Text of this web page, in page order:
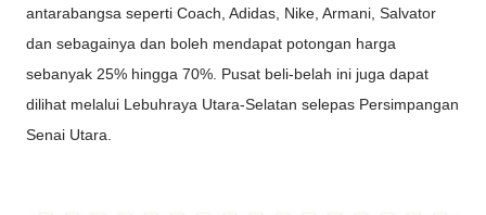
antarabangsa seperti Coach, Adidas, Nike, Armani, Salvator
dan sebagainya dan boleh mendapat potongan harga
sebanyak 25% hingga 70%. Pusat beli-belah ini juga dapat
dilihat melalui Lebuhraya Utara-Selatan selepas Persimpangan
Senai Utara